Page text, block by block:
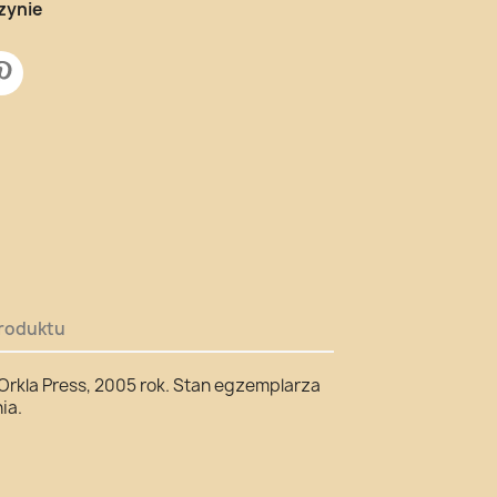
Press, 2005 rok. Stan egzemplarza